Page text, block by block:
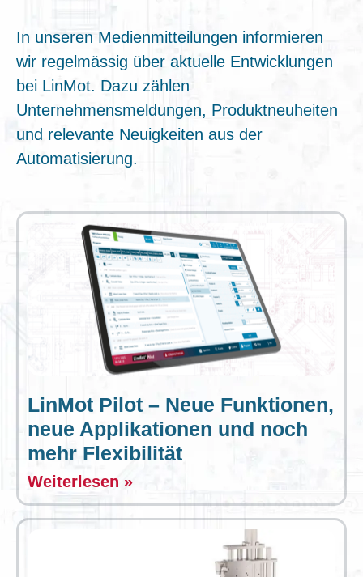
In unseren Medienmitteilungen informieren
wir regelmässig über aktuelle Entwicklungen
bei LinMot. Dazu zählen
Unternehmensmeldungen, Produktneuheiten
und relevante Neuigkeiten aus der
Automatisierung.
LinMot Pilot – Neue Funktionen,
neue Applikationen und noch
mehr Flexibilität
Weiterlesen »